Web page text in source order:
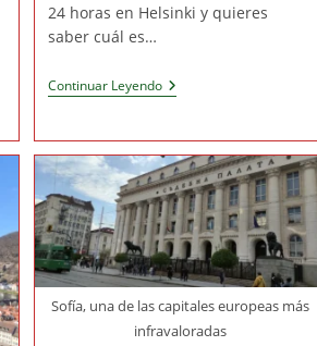
24 horas en Helsinki y quieres
saber cuál es…
Continuar LeyendoQué
Ver
Helsinki
En
1
Día:
Itinerario
Para
No
Perderte
Nada
En
La
Capital
Sofía, una de las capitales europeas más
infravaloradas